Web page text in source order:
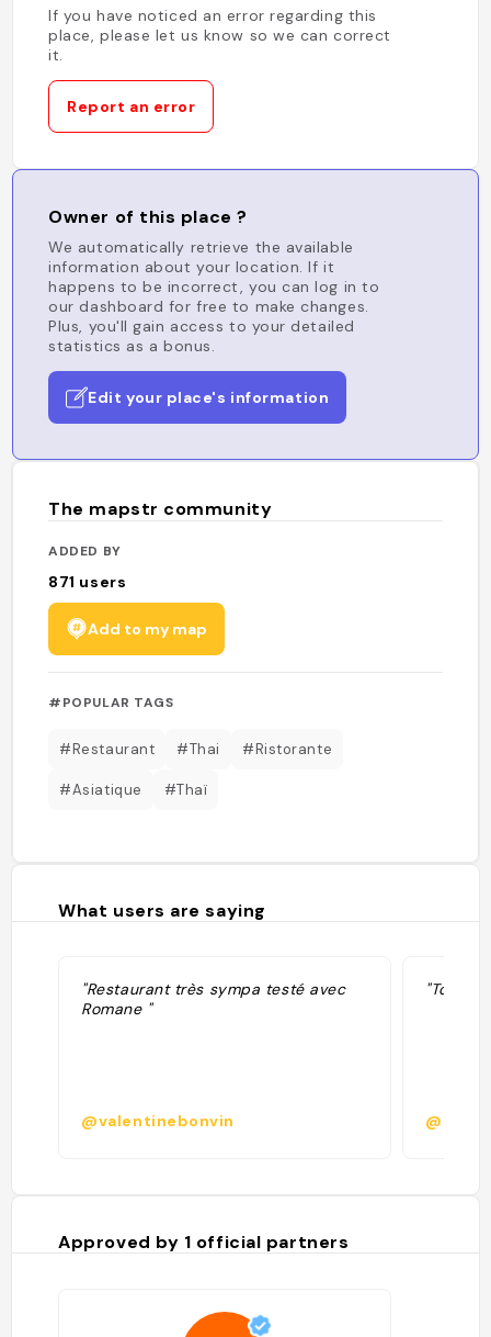
If you have noticed an error regarding this
place, please let us know so we can correct
it.
Report an error
Owner of this place ?
We automatically retrieve the available
information about your location. If it
happens to be incorrect, you can log in to
our dashboard for free to make changes.
Plus, you'll gain access to your detailed
statistics as a bonus.
Edit your place's information
The mapstr community
ADDED BY
871 users
Add to my map
#POPULAR TAGS
#Restaurant #Thai #Ristorante
#Asiatique #Thaï
What users are saying
"Restaurant très sympa testé avec
Romane "
@valentinebonvin
"Top,
Approved by 1 official partners